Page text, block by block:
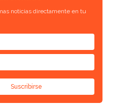
noticias directamente en tu
Suscribirse